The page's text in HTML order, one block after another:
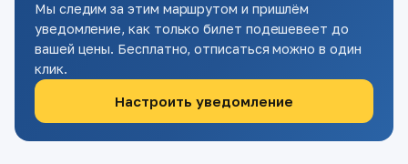
Мы следим за этим маршрутом и пришлём
уведомление, как только билет подешевеет до
вашей цены. Бесплатно, отписаться можно в один
клик.
Настроить уведомление